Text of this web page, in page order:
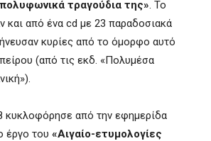
τραγούδια της» . Το
και από ένα cd με 23 παραδοσιακά
κυρίες από το όμορφο αυτό
(από τις εκδ. «Πολυμέσα
κυκλοφόρησε από την εφημερίδα
έργο του «Αιγαίο-ετυμολογίες